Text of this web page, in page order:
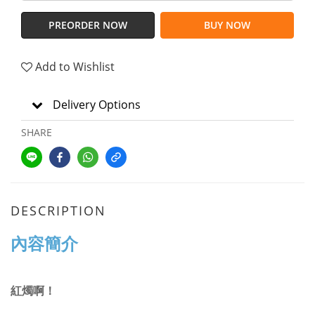
PREORDER NOW BUY NOW
Add to Wishlist
Delivery Options
SHARE
DESCRIPTION
內容簡介
紅燭啊！